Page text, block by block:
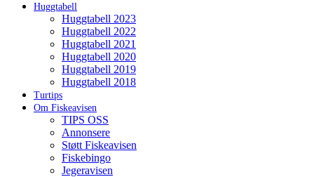
Huggtabell
Huggtabell 2023
Huggtabell 2022
Huggtabell 2021
Huggtabell 2020
Huggtabell 2019
Huggtabell 2018
Turtips
Om Fiskeavisen
TIPS OSS
Annonsere
Støtt Fiskeavisen
Fiskebingo
Jegeravisen